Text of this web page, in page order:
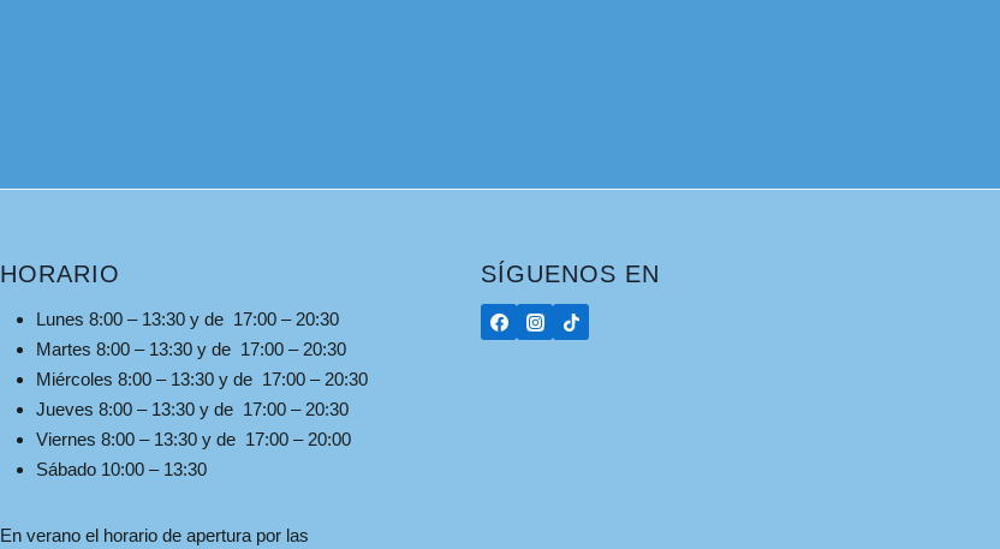
HORARIO
Lunes 8:00 – 13:30 y de 17:00 – 20:30
Martes 8:00 – 13:30 y de 17:00 – 20:30
Miércoles 8:00 – 13:30 y de 17:00 – 20:30
Jueves 8:00 – 13:30 y de 17:00 – 20:30
Viernes 8:00 – 13:30 y de 17:00 – 20:00
Sábado 10:00 – 13:30
En verano el horario de apertura por las
SÍGUENOS EN